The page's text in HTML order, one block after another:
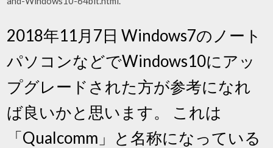
2018年11月7日 Windows7のノート
パソコンなどでWindows10にアッ
プグレードされた方が参考になれ
ば良いかと思います。 これは
「Qualcomm」と名称になっている